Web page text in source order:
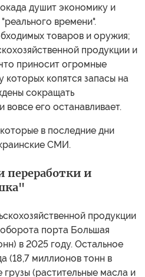
душит экономику и
времени".
товаров и оружия;
продукции и
приносит огромные
которых копятся запасы на
сокращать
вовсе его останавливает.
в последние дни
СМИ.
переработки и
продукции
порта Большая
в 2025 году. Остальное
(18,7 миллионов тонн в
(растительные масла и